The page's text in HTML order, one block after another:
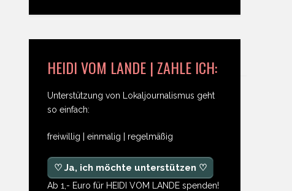
HEIDI VOM LANDE | ZAHLE ICH:
Unterstützung von Lokaljournalismus geht
so einfach:
freiwillig | einmalig | regelmäßig
♡ Ja, ich möchte unterstützen ♡
Ab 1,- Euro für HEIDI VOM LANDE spenden!